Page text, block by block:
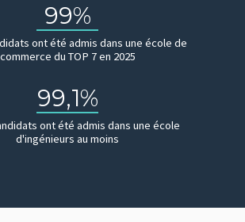
99%
ont été admis dans une école de
commerce du TOP 7 en 2025
99,1%
ont été admis dans une école
d'ingénieurs au moins